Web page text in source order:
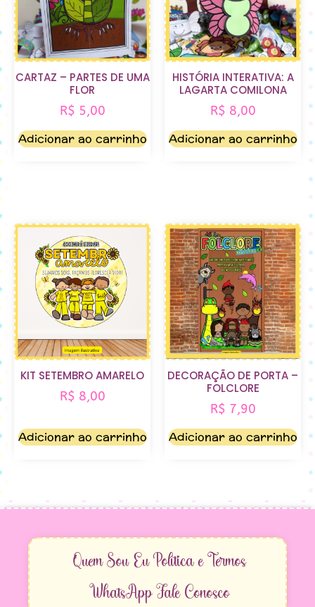
CARTAZ – PARTES DE UMA
FLOR
R$ 5,00
Adicionar ao carrinho
HISTÓRIA INTERATIVA: A
LAGARTA COMILONA
R$ 8,00
Adicionar ao carrinho
KIT SETEMBRO AMARELO
R$ 8,00
Adicionar ao carrinho
DECORAÇÃO DE PORTA –
FOLCLORE
R$ 7,90
Adicionar ao carrinho
Quem Sou EuPolítica e Termos
WhatsAppFale Conosco